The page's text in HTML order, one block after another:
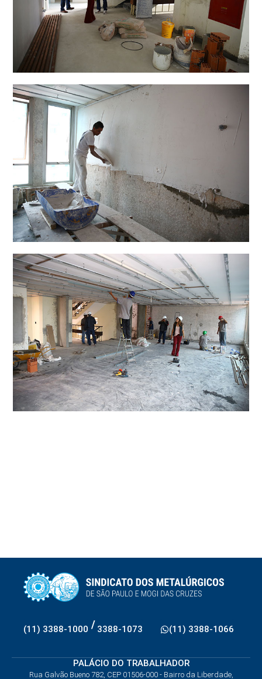
(11) 3388-1000 / 3388-1073 (11) 3388-1066
PALÁCIO DO TRABALHADOR
Rua Galvão Bueno 782, CEP 01506-000 - Bairro da Liberdade,